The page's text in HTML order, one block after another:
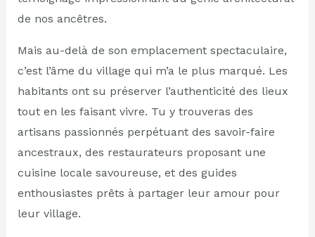
de nos ancêtres.
Mais au-delà de son emplacement spectaculaire,
c’est l’âme du village qui m’a le plus marqué. Les
habitants ont su préserver l’authenticité des lieux
tout en les faisant vivre. Tu y trouveras des
artisans passionnés perpétuant des savoir-faire
ancestraux, des restaurateurs proposant une
cuisine locale savoureuse, et des guides
enthousiastes prêts à partager leur amour pour
leur village.